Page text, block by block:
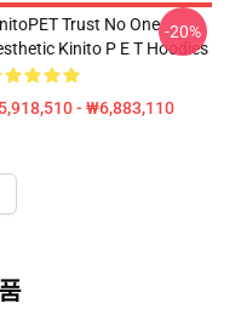
Trust No One
Kinito P E T Hoodies
- ₩6,883,110
-20%